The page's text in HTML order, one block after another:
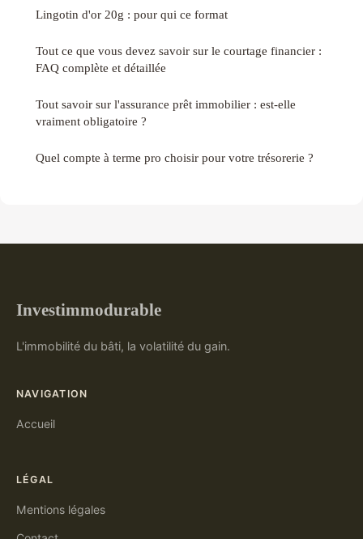
Lingotin d'or 20g : pour qui ce format
Tout ce que vous devez savoir sur le courtage financier :
FAQ complète et détaillée
Tout savoir sur l'assurance prêt immobilier : est-elle
vraiment obligatoire ?
Quel compte à terme pro choisir pour votre trésorerie ?
Investimmodurable
L'immobilité du bâti, la volatilité du gain.
NAVIGATION
Accueil
LÉGAL
Mentions légales